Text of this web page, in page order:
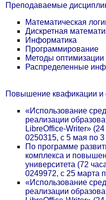
Преподаваемые
Математическая
Дискретная
Информатика
Программирование
Методы
Распределенные
Повышение квафикации и
«Использование
реализации
LibreOffice-Writer»
0250315, с 5 мая по
По программе
комплекса и
университета (72
0249972, с 25 марта
«Использование
реализации